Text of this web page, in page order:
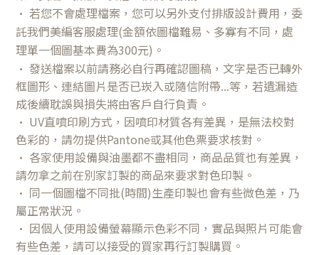
• 若您不會處理檔案，您可以另外支付排版設計費用 ，委
託我們美編客服處理(金額依圖檔難易、多寡有不同，處
理單一個圖基本費為300元)。
• 發送檔案以前請務必自行再確認圖稿，文字是否已轉外
框圖形、連結圖片是否已崁入或隨信附帶...等，若遺漏造
成後續耽誤與損失將由客戶自行負責。
• UV直噴印刷方式，因噴印材質各有差異，是無法校對
色彩的，請勿提供Pantone或其他色票要求核對。
• 各家使用設備與油墨都不盡相同，商品品質也有差異，
請勿拿之前在別家訂製的商品來要求對色印製。
• 同一個圖檔不同批(時間)生產印製也會有些微色差，乃
屬正常狀況。
• 因個人使用設備螢幕顯示色彩不同，實品與照片可能會
有些色差，請可以接受的買家再行訂製購買。